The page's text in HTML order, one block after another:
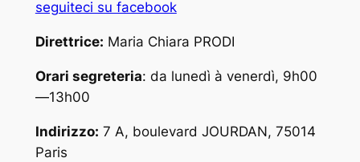
seguiteci su facebook
Direttrice: Maria Chiara PRODI
Orari segreteria: da lunedì à venerdì, 9h00
—13h00
Indirizzo: 7 A, boulevard JOURDAN, 75014
Paris